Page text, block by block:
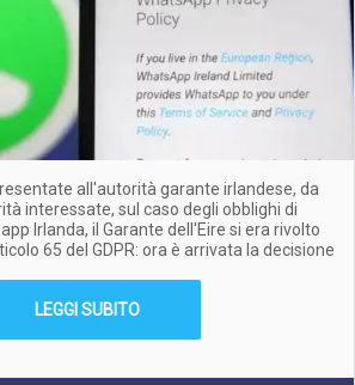
all'autorità garante irlandese, da
interessate, sul caso degli obblighi di
Irlanda, il Garante dell'Eire si era rivolto
65 del GDPR: ora è arrivata la decisione
LEGGI SUBITO